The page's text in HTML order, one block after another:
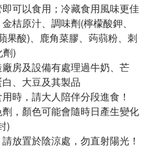
可以食用；冷藏食用風味更佳
桔原汁、調味劑(檸檬酸鉀、
果酸)、鹿角菜膠、蒟蒻粉、刺
)
房及設備有處理過牛奶、芒
、大豆及其製品
時，請大人陪伴分段進食！
，顏色可能會隨時日產生變化
)
放置於陰涼處，勿直射陽光！